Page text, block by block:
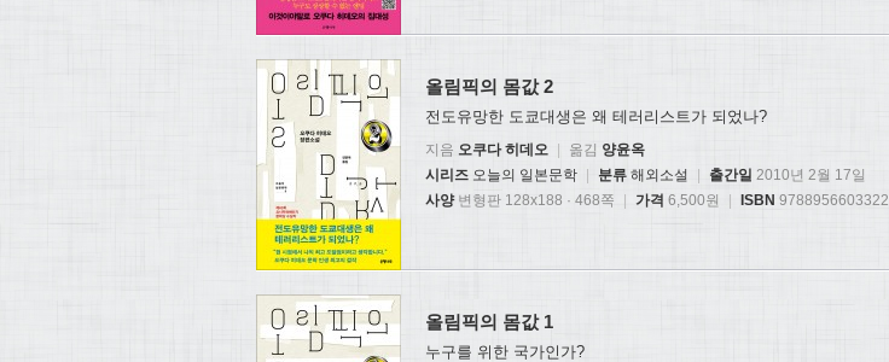
올림픽의 몸값 2
전도유망한 도쿄대생은 왜 테러리스트가 되었나?
지음 오쿠다 히데오 옮김 양윤옥
시리즈 오늘의 일본문학 | 분류 해외소설 | 출간일 2010년 2월 17일
사양변형판 128x188 · 468쪽 | 가격 6,500원 | ISBN 9788956603322
올림픽의 몸값 1
누구를 위한 국가인가?